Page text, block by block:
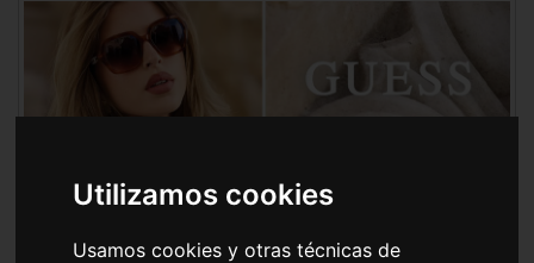
Utilizamos cookies
Usamos cookies y otras técnicas de
Gafas Deportivas
Lentillas
Gafas de SolGuess
Ordenar por